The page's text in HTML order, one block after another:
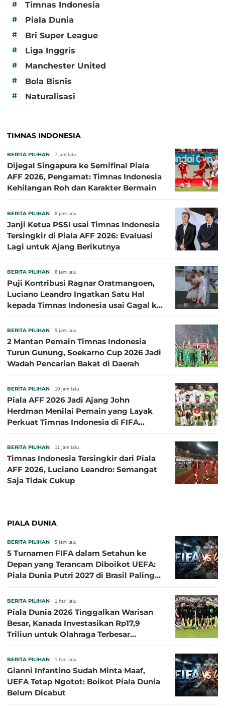
# Timnas Indonesia
# Piala Dunia
# Bri Super League
# Liga Inggris
# Manchester United
# Bola Bisnis
# Naturalisasi
TIMNAS INDONESIA
BERITA PILIHAN 7 jam lalu
Dijegal Singapura ke Semifinal Piala
AFF 2026, Pengamat: Timnas Indonesia
Kehilangan Roh dan Karakter Bermain
BERITA PILIHAN 8 jam lalu
Janji Ketua PSSI usai Timnas Indonesia
Tersingkir di Piala AFF 2026: Evaluasi
Lagi untuk Ajang Berikutnya
BERITA PILIHAN 8 jam lalu
Puji Kontribusi Ragnar Oratmangoen,
Luciano Leandro Ingatkan Satu Hal
kepada Timnas Indonesia usai Gagal ke
BERITA PILIHAN 9 jam lalu
2 Mantan Pemain Timnas Indonesia
Turun Gunung, Soekarno Cup 2026 Jadi
Wadah Pencarian Bakat di Daerah
BERITA PILIHAN 10 jam lalu
Piala AFF 2026 Jadi Ajang John
Herdman Menilai Pemain yang Layak
Perkuat Timnas Indonesia di FIFA
BERITA PILIHAN 11 jam lalu
Timnas Indonesia Tersingkir dari Piala
AFF 2026, Luciano Leandro: Semangat
Saja Tidak Cukup
PIALA DUNIA
BERITA PILIHAN 5 jam lalu
5 Turnamen FIFA dalam Setahun ke
Depan yang Terancam Diboikot UEFA:
Piala Dunia Putri 2027 di Brasil Paling
BERITA PILIHAN 1 hari lalu
Piala Dunia 2026 Tinggalkan Warisan
Besar, Kanada Investasikan Rp17,9
Triliun untuk Olahraga Terbesar
BERITA PILIHAN 1 hari lalu
Gianni Infantino Sudah Minta Maaf,
UEFA Tetap Ngotot: Boikot Piala Dunia
Belum Dicabut